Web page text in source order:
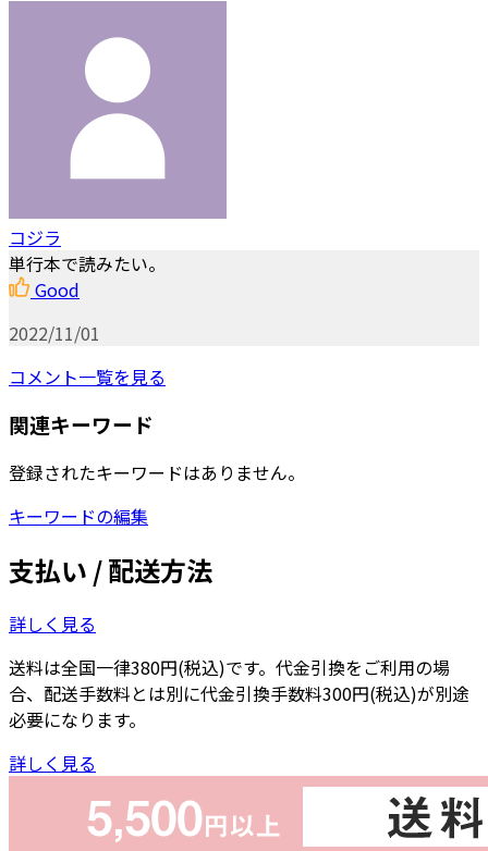
コジラ
単行本で読みたい。
Good
2022/11/01
コメント一覧を見る
関連キーワード
登録されたキーワードはありません。
キーワードの編集
支払い / 配送方法
詳しく見る
送料は全国一律380円(税込)です。代金引換をご利用の場
合、配送手数料とは別に代金引換手数料300円(税込)が別途
必要になります。
詳しく見る